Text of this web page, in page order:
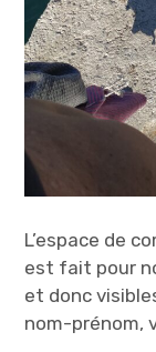
L’espace de
est fait pour
et donc
nom-prénom,